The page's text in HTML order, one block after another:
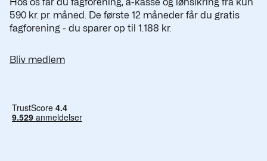
590 kr. pr. måned. De første 12 måneder får du gratis
fagforening - du sparer op til 1.188 kr.
Bliv medlem